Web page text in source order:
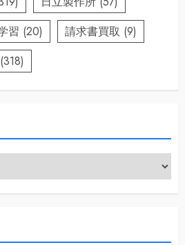
習 (20) 請求書買取 (9)
(318)